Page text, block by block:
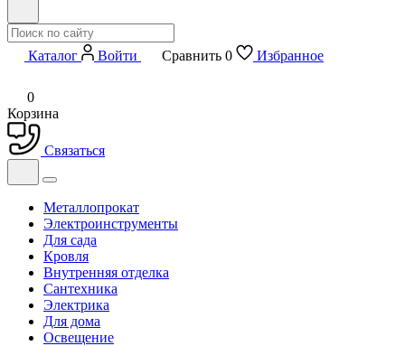
Каталог Войти Сравнить 0 Избранное
0
Корзина
Связаться
Металлопрокат
Электроинструменты
Для сада
Кровля
Внутренняя отделка
Сантехника
Электрика
Для дома
Освещение